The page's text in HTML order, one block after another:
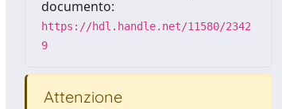
documento:
https://hdl.handle.net/11580/2342
9
Attenzione